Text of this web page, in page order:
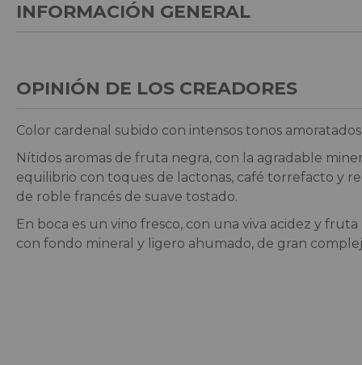
INFORMACIÓN GENERAL
OPINIÓN DE LOS CREADORES
Color cardenal subido con intensos tonos amoratados.
Nítidos aromas de fruta negra, con la agradable
equilibrio con toques de lactonas, café torrefacto y
de roble francés de suave tostado.
En boca es un vino fresco, con una viva acidez y
con fondo mineral y ligero ahumado, de gran